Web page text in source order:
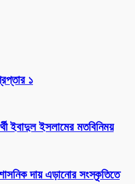
১
ইবাদুল ইসলামের মতবিনিময়
দায় এড়ানোর সংস্কৃতিতে